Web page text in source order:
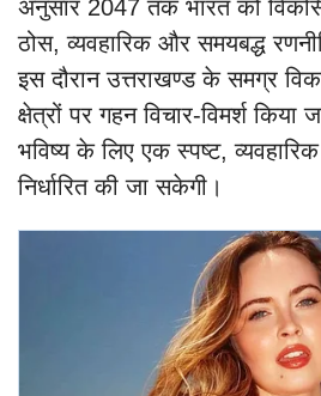
अनुसार 2047 तक भारत को
ठोस, व्यवहारिक और समयबद्ध
इस दौरान उत्तराखण्ड के समग्र
क्षेत्रों पर गहन विचार-विमर्श
भविष्य के लिए एक स्पष्ट,
निर्धारित की जा सकेगी।